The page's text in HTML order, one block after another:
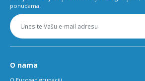
ponudama.
O nama